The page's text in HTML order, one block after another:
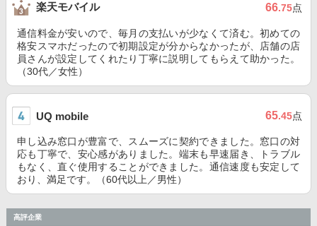
楽天モバイル 66.75点
通信料金が安いので、毎月の支払いが少なくて済む。初めての
格安スマホだったので初期設定が分からなかったが、店舗の店
員さんが設定してくれたり丁寧に説明してもらえて助かった。
（30代／女性）
UQ mobile 65.45点
申し込み窓口が豊富で、スムーズに契約できました。窓口の対
応も丁寧で、安心感がありました。端末も早速届き、トラブル
もなく、直ぐ使用することができました。通信速度も安定して
おり、満足です。（60代以上／男性）
高評企業